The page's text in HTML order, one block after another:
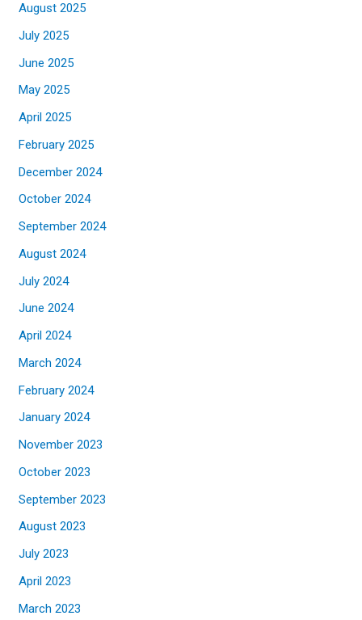
August 2025
July 2025
June 2025
May 2025
April 2025
February 2025
December 2024
October 2024
September 2024
August 2024
July 2024
June 2024
April 2024
March 2024
February 2024
January 2024
November 2023
October 2023
September 2023
August 2023
July 2023
April 2023
March 2023